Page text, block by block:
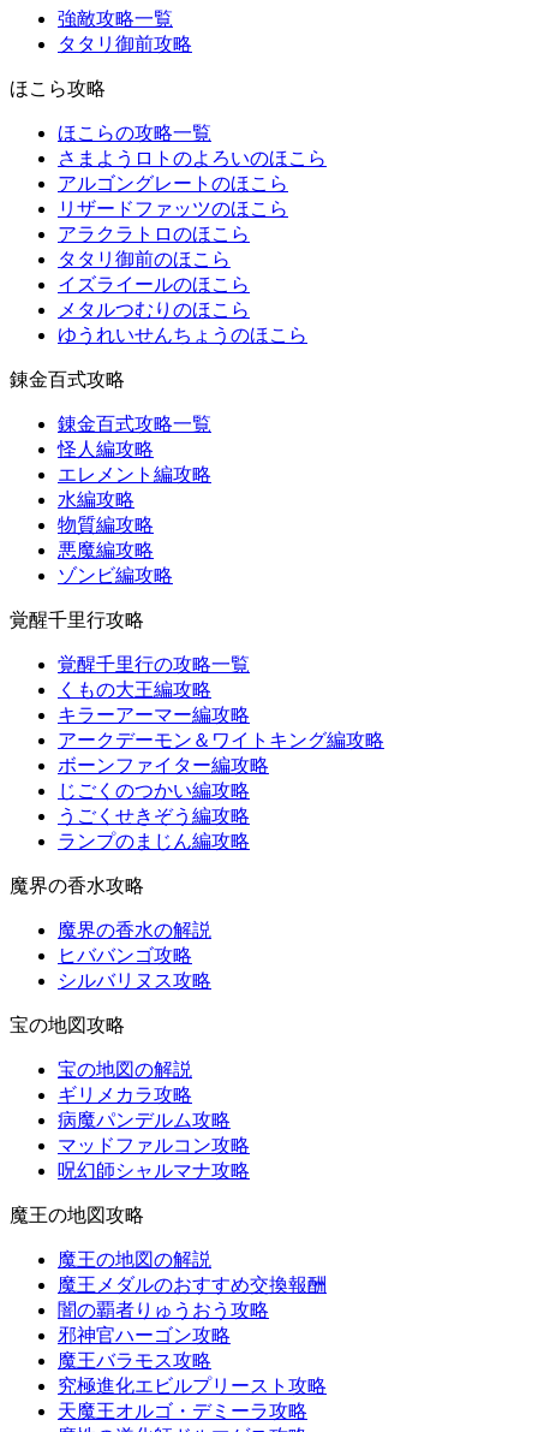
強敵攻略一覧
タタリ御前攻略
ほこら攻略
ほこらの攻略一覧
さまようロトのよろいのほこら
アルゴングレートのほこら
リザードファッツのほこら
アラクラトロのほこら
タタリ御前のほこら
イズライールのほこら
メタルつむりのほこら
ゆうれいせんちょうのほこら
錬金百式攻略
錬金百式攻略一覧
怪人編攻略
エレメント編攻略
水編攻略
物質編攻略
悪魔編攻略
ゾンビ編攻略
覚醒千里行攻略
覚醒千里行の攻略一覧
くもの大王編攻略
キラーアーマー編攻略
アークデーモン＆ワイトキング編攻略
ボーンファイター編攻略
じごくのつかい編攻略
うごくせきぞう編攻略
ランプのまじん編攻略
魔界の香水攻略
魔界の香水の解説
ヒババンゴ攻略
シルバリヌス攻略
宝の地図攻略
宝の地図の解説
ギリメカラ攻略
病魔パンデルム攻略
マッドファルコン攻略
呪幻師シャルマナ攻略
魔王の地図攻略
魔王の地図の解説
魔王メダルのおすすめ交換報酬
闇の覇者りゅうおう攻略
邪神官ハーゴン攻略
魔王バラモス攻略
究極進化エビルプリースト攻略
天魔王オルゴ・デミーラ攻略